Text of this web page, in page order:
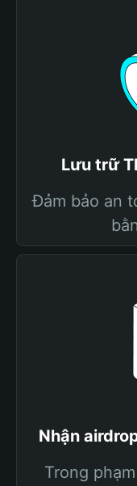
Lưu trữ
Đảm bảo an
Nhận
Trong